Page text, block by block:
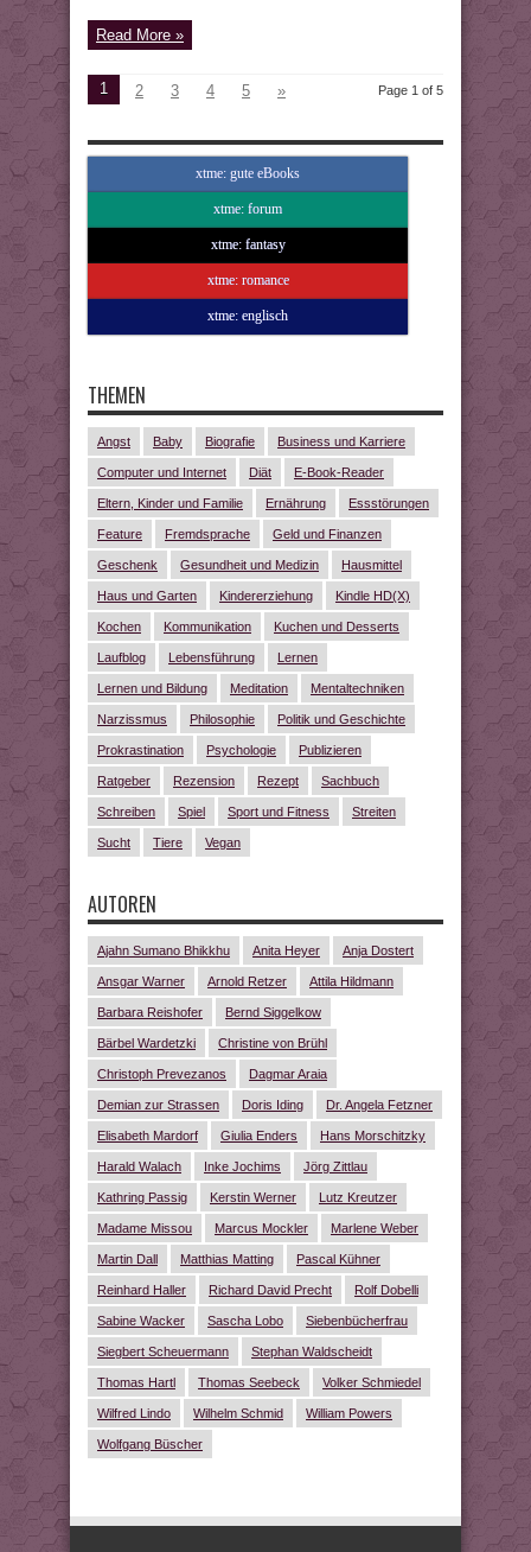
Read More »
Page 1 of 5
1 2 3 4 5 »
xtme: gute eBooks
xtme: forum
xtme: fantasy
xtme: romance
xtme: englisch
THEMEN
Angst Baby Biografie Business und Karriere
Computer und Internet Diät E-Book-Reader
Eltern, Kinder und Familie Ernährung Essstörungen
Feature Fremdsprache Geld und Finanzen
Geschenk Gesundheit und Medizin Hausmittel
Haus und Garten Kindererziehung Kindle HD(X)
Kochen Kommunikation Kuchen und Desserts
Laufblog Lebensführung Lernen
Lernen und Bildung Meditation Mentaltechniken
Narzissmus Philosophie Politik und Geschichte
Prokrastination Psychologie Publizieren
Ratgeber Rezension Rezept Sachbuch
Schreiben Spiel Sport und Fitness Streiten
Sucht Tiere Vegan
AUTOREN
Ajahn Sumano Bhikkhu Anita Heyer Anja Dostert
Ansgar Warner Arnold Retzer Attila Hildmann
Barbara Reishofer Bernd Siggelkow
Bärbel Wardetzki Christine von Brühl
Christoph Prevezanos Dagmar Araia
Demian zur Strassen Doris Iding Dr. Angela Fetzner
Elisabeth Mardorf Giulia Enders Hans Morschitzky
Harald Walach Inke Jochims Jörg Zittlau
Kathring Passig Kerstin Werner Lutz Kreutzer
Madame Missou Marcus Mockler Marlene Weber
Martin Dall Matthias Matting Pascal Kühner
Reinhard Haller Richard David Precht Rolf Dobelli
Sabine Wacker Sascha Lobo Siebenbücherfrau
Siegbert Scheuermann Stephan Waldscheidt
Thomas Hartl Thomas Seebeck Volker Schmiedel
Wilfred Lindo Wilhelm Schmid William Powers
Wolfgang Büscher